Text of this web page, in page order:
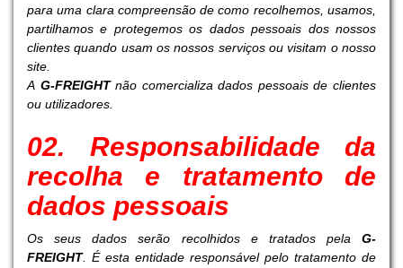
para uma clara compreensão de como recolhemos, usamos,
partilhamos e protegemos os dados pessoais dos nossos
clientes quando usam os nossos serviços ou visitam o nosso
site.
A G-FREIGHTnão comercializa dados pessoais de clientes
ou utilizadores.
02. Responsabilidade da
recolha e tratamento de
dados pessoais
Os seus dados serão recolhidos e tratados pela G-
FREIGHT. É esta entidade responsável pelo tratamento de